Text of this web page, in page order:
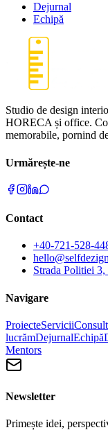
Dejurnal
Echipă
Studio de design
HORECA și office.
memorabile, pornind
Urmărește-ne
Contact
+40-721-528-
Strada Politiei
Navigare
ProiecteServicii
lucrămDejurnalEchipă
Mentors
Newsletter
Primește idei,